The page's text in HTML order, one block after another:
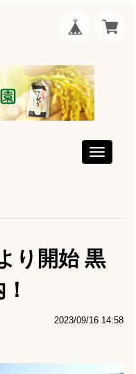
Toggle
り開始 黒
2023/09/16 14:58